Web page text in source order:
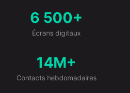
Le marche en chiffres
6 500+
Écrans digitaux
14M+
Contacts hebdomadaires